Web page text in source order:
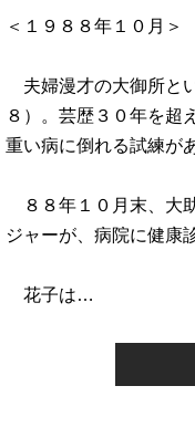
＜１９８８年１０月＞
夫婦漫才の大御所と
８）。芸歴３０年を超
重い病に倒れる試練が
８８年１０月末、大
ジャーが、病院に健康
花子は…